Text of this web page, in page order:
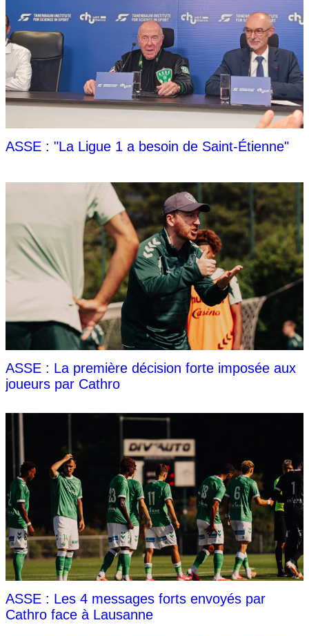
ASSE : "La Ligue 1 a besoin de Saint-Étienne"
ASSE : La première décision forte imposée aux
joueurs par Cathro
ASSE : Les 4 messages forts envoyés par
Cathro face à Lausanne